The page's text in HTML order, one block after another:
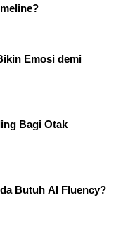
Emosi demi
Bagi Otak
Butuh AI Fluency?